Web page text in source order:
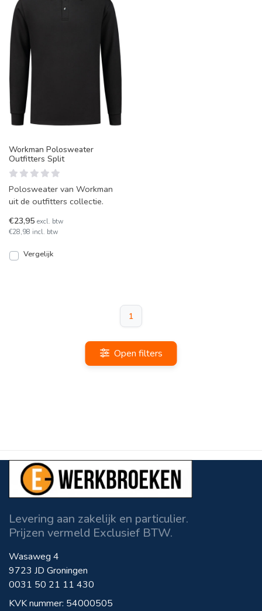
Workman Polosweater
Outfitters Split
Polosweater van Workman
uit de outfitters collectie.
€23,95 excl. btw
€28,98 incl. btw
Vergelijk
1
Open filters
Levering aan zakelijk en particulier.
Prijzen vermeld Exclusief BTW.
Wasaweg 4
9723 JD Groningen
0031 50 21 11 430
KVK nummer: 54000505